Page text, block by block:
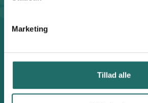
Marketing
Tillad alle
cisu@cisu.dk
Find medarbejder
Artikler
Indgiv en klage